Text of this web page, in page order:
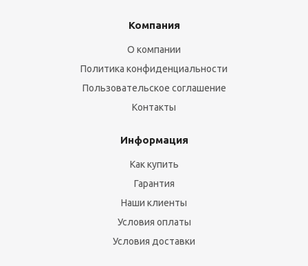
Компания
О компании
Политика конфиденциальности
Пользовательское соглашение
Контакты
Информация
Как купить
Гарантия
Наши клиенты
Условия оплаты
Условия доставки